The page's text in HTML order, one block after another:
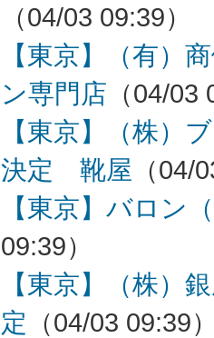
（04/03 09:39）
【東京】（有）
ン専門店 （04/03
【東京】（株）
決定 靴屋 （04/
【東京】バロン
09:39）
【東京】（株）
定 （04/03 09:39